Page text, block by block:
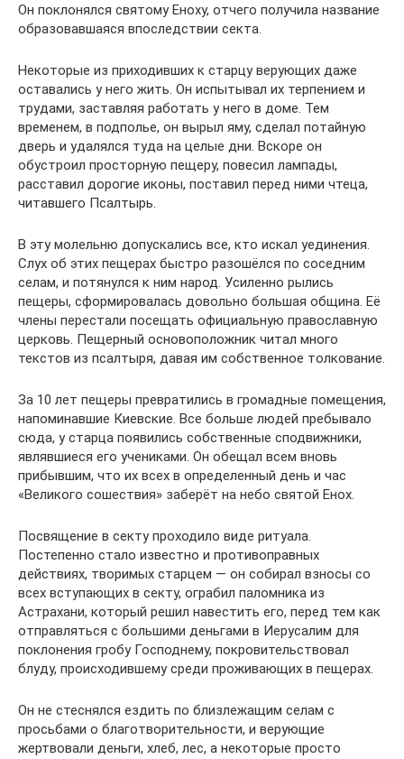
Он поклонялся святому Еноху, отчего получила название
образовавшаяся впоследствии секта.
Некоторые из приходивших к старцу верующих даже
оставались у него жить. Он испытывал их терпением и
трудами, заставляя работать у него в доме. Тем
временем, в подполье, он вырыл яму, сделал потайную
дверь и удалялся туда на целые дни. Вскоре он
обустроил просторную пещеру, повесил лампады,
расставил дорогие иконы, поставил перед ними чтеца,
читавшего Псалтырь.
В эту молельню допускались все, кто искал уединения.
Слух об этих пещерах быстро разошёлся по соседним
селам, и потянулся к ним народ. Усиленно рылись
пещеры, сформировалась довольно большая община. Её
члены перестали посещать официальную православную
церковь. Пещерный основоположник читал много
текстов из псалтыря, давая им собственное толкование.
За 10 лет пещеры превратились в громадные помещения,
напоминавшие Киевские. Все больше людей пребывало
сюда, у старца появились собственные сподвижники,
являвшиеся его учениками. Он обещал всем вновь
прибывшим, что их всех в определенный день и час
«Великого сошествия» заберёт на небо святой Енох.
Посвящение в секту проходило виде ритуала.
Постепенно стало известно и противоправных
действиях, творимых старцем — он собирал взносы со
всех вступающих в секту, ограбил паломника из
Астрахани, который решил навестить его, перед тем как
отправляться с большими деньгами в Иерусалим для
поклонения гробу Господнему, покровительствовал
блуду, происходившему среди проживающих в пещерах.
Он не стеснялся ездить по близлежащим селам с
просьбами о благотворительности, и верующие
жертвовали деньги, хлеб, лес, а некоторые просто